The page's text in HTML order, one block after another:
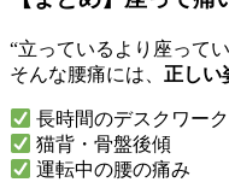
“立っているより座って
そんな腰痛には、 正しい
長時間のデスクワーク
猫背・骨盤後傾
運転中の腰の痛み